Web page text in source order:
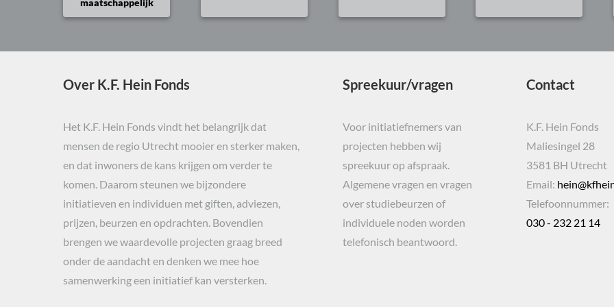
maatschappelijk
Over K.F. Hein Fonds
Het K.F. Hein Fonds vindt het belangrijk dat
mensen de regio Utrecht mooier en sterker maken,
en dat inwoners de kans krijgen om verder te
komen. Daarom steunen we bijzondere
initiatieven en individuen met giften, adviezen,
prijzen, beurzen en opdrachten. Bovendien
brengen we waardevolle projecten graag breed
onder de aandacht en denken we mee hoe
samenwerking een initiatief kan versterken.
Spreekuur/vragen
Voor initiatiefnemers van
projecten hebben wij
spreekuur op afspraak.
Algemene vragen en vragen
over studiebeurzen of
individuele noden worden
telefonisch beantwoord.
Contact
K.F. Hein Fonds
Maliesingel 28
3581 BH Utrecht
Email:
Telefoonnummer:
030 - 232 21 14